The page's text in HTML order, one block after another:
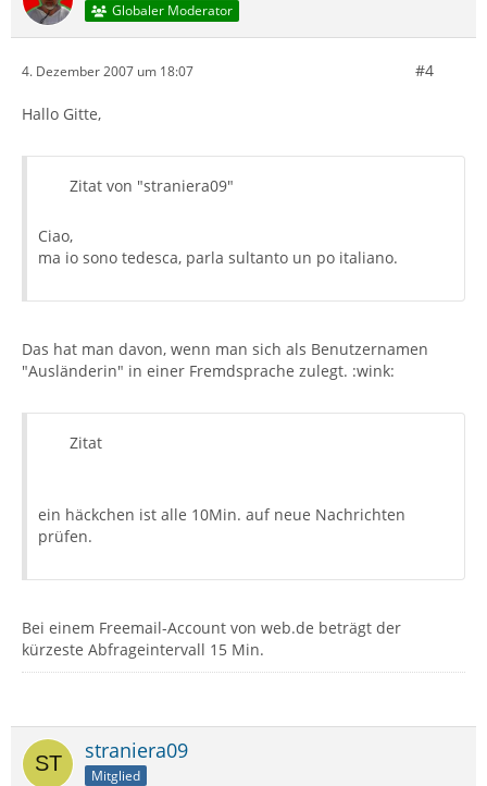
Globaler Moderator
4. Dezember 2007 um 18:07 #4
Hallo Gitte,
Zitat von "straniera09"
Ciao,
ma io sono tedesca, parla sultanto un po italiano.
Das hat man davon, wenn man sich als Benutzernamen
"Ausländerin" in einer Fremdsprache zulegt. :wink:
Zitat
ein häckchen ist alle 10Min. auf neue Nachrichten
prüfen.
Bei einem Freemail-Account von web.de beträgt der
kürzeste Abfrageintervall 15 Min.
straniera09
Mitglied